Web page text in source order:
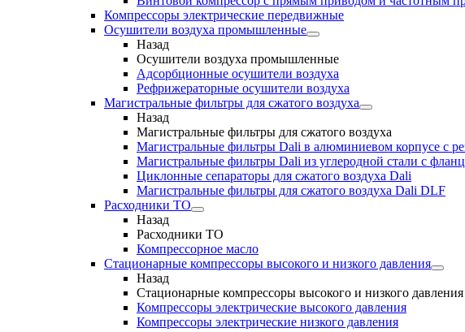
Компрессоры электрические передвижные
Осушители воздуха промышленные
Назад
Осушители воздуха промышленные
Адсорбционные осушители воздуха
Рефрижераторные осушители воздуха
Магистральные фильтры для сжатого воздуха
Назад
Магистральные фильтры для сжатого воздуха
Магистральные фильтры Dali в алюминиевом корпусе с
Магистральные фильтры Dali из углеродной стали с
Циклонные сепараторы для сжатого воздуха Dali
Магистральные фильтры для сжатого воздуха Dali DLF
Расходники ТО
Назад
Расходники ТО
Компрессорное масло
Стационарные компрессоры высокого и низкого давления
Назад
Стационарные компрессоры высокого и низкого давления
Компрессоры электрические высокого давления
Компрессоры электрические низкого давления